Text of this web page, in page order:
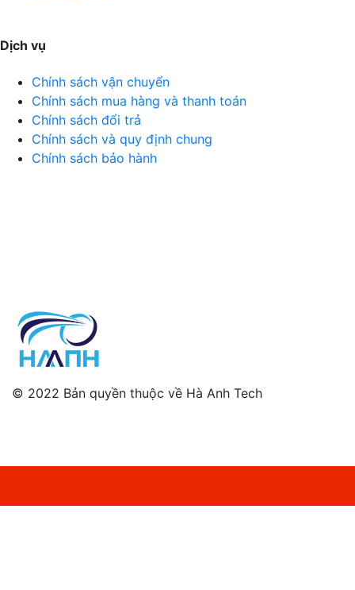
Dịch vụ
Chính sách vận chuyển
Chính sách mua hàng và thanh toán
Chính sách đổi trả
Chính sách và quy định chung
Chính sách bảo hành
© 2022 Bản quyền thuộc về Hà Anh Tech